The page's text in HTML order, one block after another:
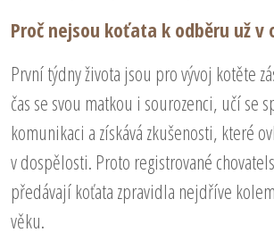
Proč nejsou koťata k odběru už v
První týdny života jsou pro vývoj kotěte
čas se svou matkou i sourozenci, učí se
komunikaci a získává zkušenosti, které
v dospělosti. Proto registrované
předávají koťata zpravidla nejdříve
věku.